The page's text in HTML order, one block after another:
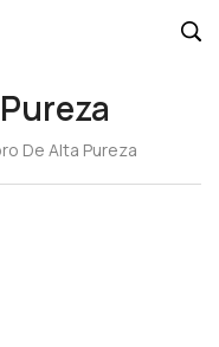
De Alta Pureza